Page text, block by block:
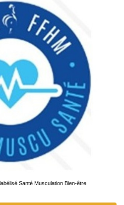
Santé Musculation Bien-être